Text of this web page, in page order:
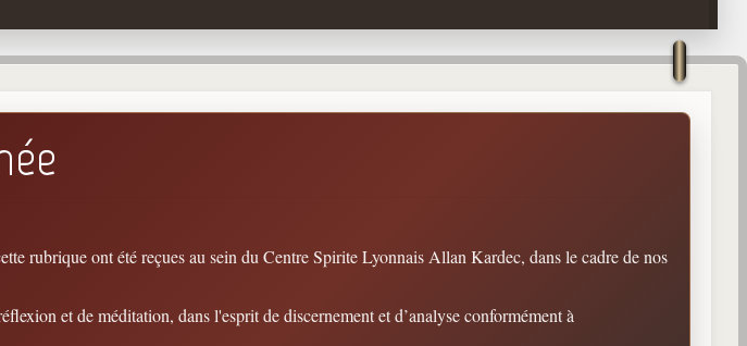
rubrique ont été reçues au sein du Centre Spirite Lyonnais Allan Kardec, dans le cadre de nos
et de méditation, dans l'esprit de discernement et d’analyse conformément à